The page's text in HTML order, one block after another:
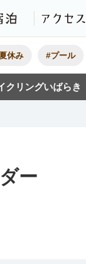
イベント
休み #プール
クリングいばらき
ー